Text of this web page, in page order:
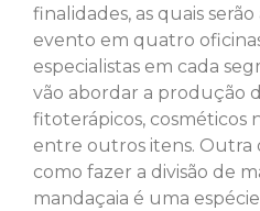
finalidades, as quais
evento em quatro
especialistas em cada
vão abordar a produção
fitoterápicos, cosméticos
entre outros itens. Outra
como fazer a divisão de
mandaçaia é uma